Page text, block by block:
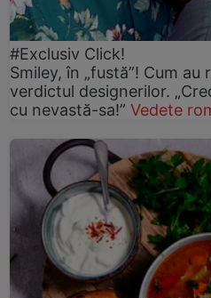
#Exclusiv Click!
Smiley, în „fustă”! Cum
verdictul designerilor.
cu nevastă-sa!” Vedete